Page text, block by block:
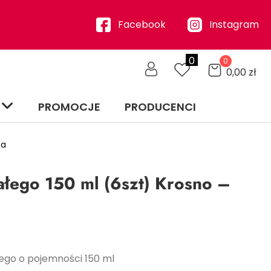
Facebook Instagram
0 0
0,00 zł
PROMOCJE PRODUCENCI
150 ml (6szt) Krosno –
o pojemności 150 ml